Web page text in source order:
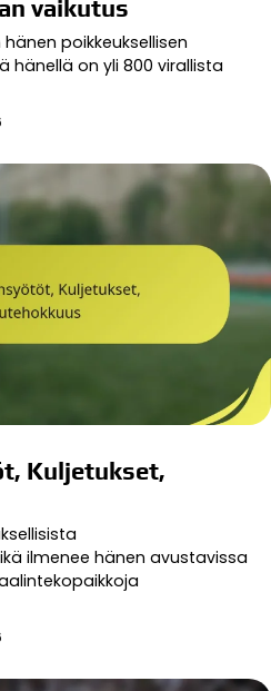
vaikutus
poikkeuksellisen
hänellä on yli 800 virallista
Kuljetukset,
ilmenee hänen avustavissa